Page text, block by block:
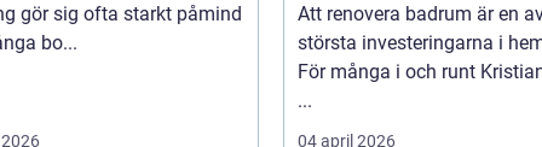
gör sig ofta starkt påmind
bo...
Att renovera badrum är en
största investeringarna i
För många i och runt
...
04 april 2026